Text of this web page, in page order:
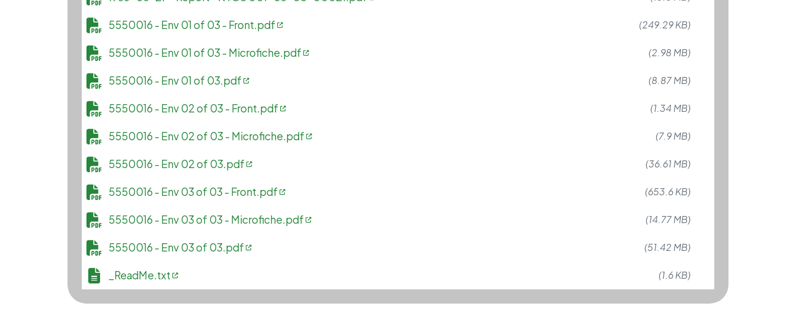
File 5550016 - Env 01 of 03 - Front.pdf (249.29 KB)
File 5550016 - Env 01 of 03 - Microfiche.pdf (2.98 MB)
File 5550016 - Env 01 of 03.pdf (8.87 MB)
File 5550016 - Env 02 of 03 - Front.pdf (1.34 MB)
File 5550016 - Env 02 of 03 - Microfiche.pdf (7.9 MB)
File 5550016 - Env 02 of 03.pdf (36.61 MB)
File 5550016 - Env 03 of 03 - Front.pdf (653.6 KB)
File 5550016 - Env 03 of 03 - Microfiche.pdf (14.77 MB)
File 5550016 - Env 03 of 03.pdf (51.42 MB)
File _ReadMe.txt (1.6 KB)